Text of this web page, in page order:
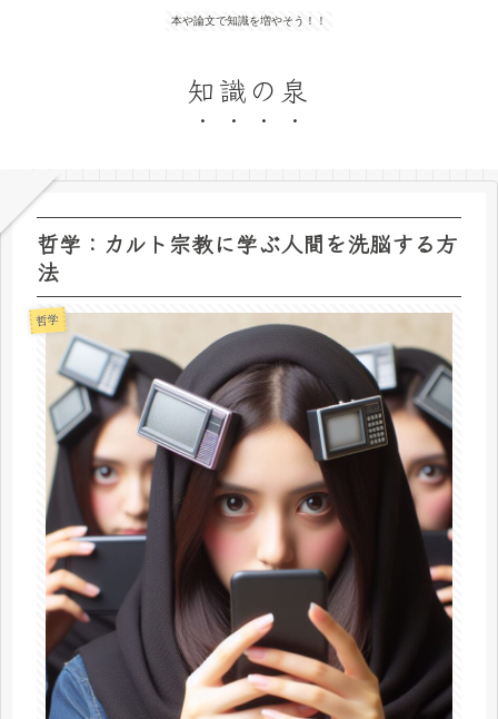
本や論文で知識を増やそう！！
知識の泉
哲学：カルト宗教に学ぶ人間を洗脳する方
法
哲学